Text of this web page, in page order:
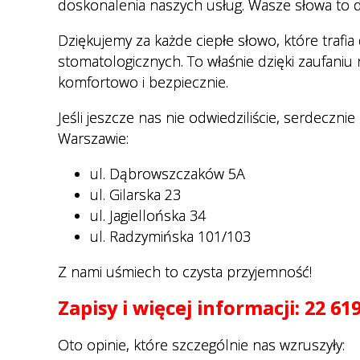
Regulamin organizacyjny
Cennik usług medycznych
Nocna i Świąteczna Opieka
Zdrowotna
Deklaracja wyboru lekarza POZ
Wykaz dokumentów
potwierdzających prawo do
świadczeń opieki zdrowotnej
Dokumenty do pobrania
E-rejestracja
Jak przygotować się do badań
doskonalenia naszych usług. Wasze słowa to
Dziękujemy za każde ciepłe słowo, które
stomatologicznych. To właśnie dzięki
komfortowo i bezpiecznie.
Jeśli jeszcze nas nie odwiedziliście,
Warszawie:
ul. Dąbrowszczaków 5A
ul. Gilarska 23
ul. Jagiellońska 34
ul. Radzymińska 101/103
Z nami uśmiech to czysta przyjemność!
Zapisy i więcej informacji: 22
Oto opinie, które szczególnie nas wzruszyły: